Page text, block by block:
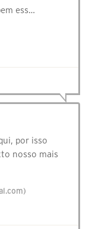
ess…
por isso
nosso mais